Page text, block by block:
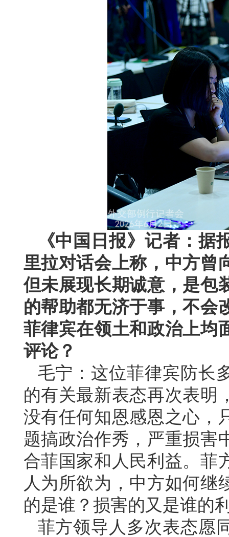
《中国日报》记者：
里拉对话会上称，中方曾
但未展现长期诚意，是包
的帮助都无济于事，不会
菲律宾在领土和政治上均
评论？
毛宁：这位菲律宾防长
的有关最新表态再次表明
没有任何知恩感恩之心，
题搞政治作秀，严重损害
合菲国家和人民利益。菲
人为所欲为，中方如何继
的是谁？损害的又是谁的
菲方领导人多次表态愿